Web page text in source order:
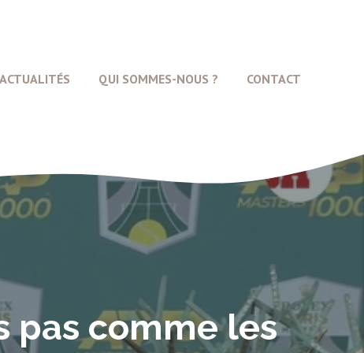
ACTUALITÉS QUI SOMMES-NOUS ? CONTACT
pas comme les